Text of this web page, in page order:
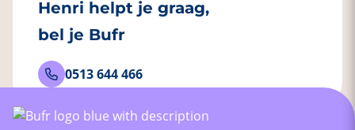
Henri helpt je graag,
bel je Bufr
0513 644 466